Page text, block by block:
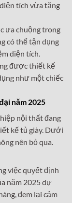
tích vừa tăng
ưa chuộng trong
có thể tận dụng
diện tích.
được thiết kế
như một chiếc
năm 2025
nội thất đang
kế tủ giày. Dưới
nên bỏ qua.
việc quyết định
năm 2025 dự
đem lại cảm